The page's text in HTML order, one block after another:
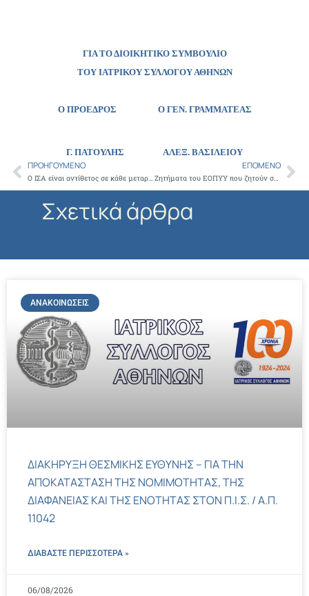
ΓΙΑ ΤΟ ΔΙΟΙΚΗΤΙΚΟ ΣΥΜΒΟΥΛΙΟ
ΤΟΥ ΙΑΤΡΙΚΟΥ ΣΥΛΛΟΓΟΥ ΑΘΗΝΩΝ
Ο ΠΡΟΕΔΡΟΣ Ο ΓΕΝ. ΓΡΑΜΜΑΤΕΑΣ
Γ. ΠΑΤΟΥΛΗΣ ΑΛΕΞ. ΒΑΣΙΛΕΙΟΥ
Prev
ΠΡΟΗΓΟΎΜΕΝΟ
Ο ΙΣΑ είναι αντίθετος σε κάθε μεταρρύθμιση της ΠΦΥ χωρίς διάλογο με τους Ιατρικούς συλλόγους και φορείς
ΕΠΌΜΕΝΟ
Ζητήματα του ΕΟΠΥΥ που ζητούν σαφείς απαντήσεις και άμεση επίλυση
Σχετικά άρθρα
ΑΝΑΚΟΙΝΏΣΕΙΣ
ΔΙΑΚΗΡΥΞΗ ΘΕΣΜΙΚΗΣ ΕΥΘΥΝΗΣ – ΓΙΑ ΤΗΝ
ΑΠΟΚΑΤΑΣΤΑΣΗ ΤΗΣ ΝΟΜΙΜΟΤΗΤΑΣ, ΤΗΣ
ΔΙΑΦΑΝΕΙΑΣ ΚΑΙ ΤΗΣ ΕΝΟΤΗΤΑΣ ΣΤΟΝ Π.Ι.Σ. / Α.Π.
11042
ΔΙΑΒΑΣΤΕ ΠΕΡΙΣΣΌΤΕΡΑ »
06/08/2026